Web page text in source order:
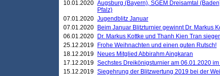
10.01.2020 Augsburg (Bayern), SGEM Dreisamtal
Pfalz)
07.01.2020 Jugendblitz Januar
07.01.2020
Beim Januar Blitzturnier gewinnt Dr. Markus
06.01.2020
Dr. Markus Kottke und Thanh Kien Tran
25.12.2019
Frohe Weihnachten und einen guten Rutsch!
18.12.2019
Neues Mitglied Abbirahm Aingkaran
17.12.2019 Sechstes Dreikönigsturnier am 06.01.2020
15.12.2019 Siegehrung der Blitzwertung 2019 bei der